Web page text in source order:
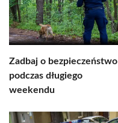
Zadbaj o bezpieczeństwo
podczas długiego
weekendu